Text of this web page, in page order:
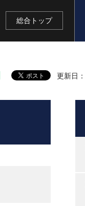
総合 トップ
更新日